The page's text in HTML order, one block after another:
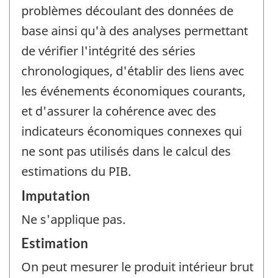
problèmes découlant des données de
base ainsi qu'à des analyses permettant
de vérifier l'intégrité des séries
chronologiques, d'établir des liens avec
les événements économiques courants,
et d'assurer la cohérence avec des
indicateurs économiques connexes qui
ne sont pas utilisés dans le calcul des
estimations du PIB.
Imputation
Ne s'applique pas.
Estimation
On peut mesurer le produit intérieur brut